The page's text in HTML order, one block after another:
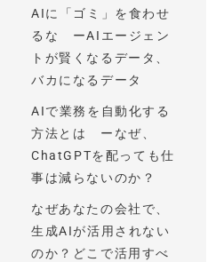
AIに「ゴミ」を食わせ
るな ーAIエージェン
トが賢くなるデータ、
バカになるデータ
AIで業務を自動化する
方法とは ーなぜ、
ChatGPTを配っても仕
事は減らないのか？
なぜあなたの会社で、
生成AIが活用されない
のか？どこで活用すべ